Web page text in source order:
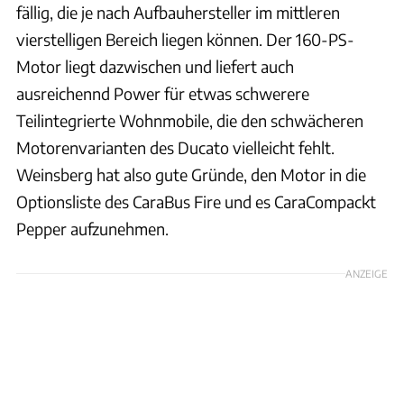
fällig, die je nach Aufbauhersteller im mittleren
vierstelligen Bereich liegen können. Der 160-PS-
Motor liegt dazwischen und liefert auch
ausreichennd Power für etwas schwerere
Teilintegrierte Wohnmobile, die den schwächeren
Motorenvarianten des Ducato vielleicht fehlt.
Weinsberg hat also gute Gründe, den Motor in die
Optionsliste des CaraBus Fire und es CaraCompackt
Pepper aufzunehmen.
ANZEIGE